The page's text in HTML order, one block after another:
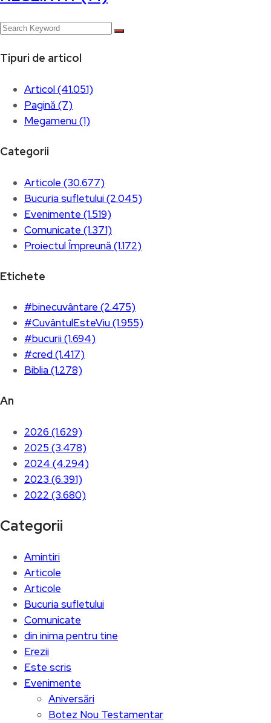
Tipuri de articol
Articol (41.051)
Pagină (7)
Megamenu (1)
Categorii
Articole (30.677)
Bucuria sufletului (2.045)
Evenimente (1.519)
Comunicate (1.371)
Proiectul Împreună (1.172)
Etichete
#binecuvântare (2.475)
#CuvântulEsteViu (1.955)
#bucurii (1.694)
#cred (1.417)
Biblia (1.278)
An
2026 (1.629)
2025 (3.478)
2024 (4.294)
2023 (6.391)
2022 (3.680)
Categorii
Amintiri
Articole
Articole
Bucuria sufletului
Comunicate
din inima pentru tine
Erezii
Este scris
Evenimente
Aniversări
Botez Nou Testamentar